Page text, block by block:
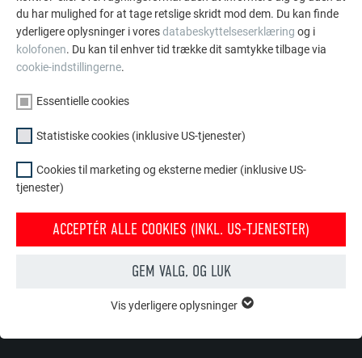
Bly + + -
Ubeskyttet stål – - -
Beton, tør
Beton, ikke
afbundet
TILBAGE NÆSTE
du har mulighed for at tage retslige skridt mod dem. Du kan finde
yderligere oplysninger i voresdatabeskyttelseserklæring og i
kolofonen. Du kan til enhver tid trække dit samtykke tilbage via
cookie-indstillingerne.
Essentielle cookies
Statistiske cookies (inklusive US-tjenester)
Cookies til marketing og eksterne medier (inklusive US-
tjenester)
ACCEPTÉR ALLE COOKIES (INKL. US-TJENESTER)
GEM VALG, OG LUK
ESSENTIELLE COOKIESVis yderligere oplysninger